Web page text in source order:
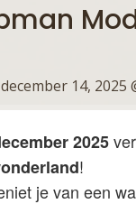
december 14, 2025
2025
!
je van een